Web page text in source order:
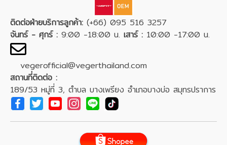
ติดต่อฝ่ายบริการลูกค้า: (+66) 095 516 3257
จันทร์ - ศุกร์ : 9:00 -18:00 น. เสาร์ : 10:00 -17:00 น.
vegerofficial@vegerthailand.com
สถานที่ติดต่อ :
189/53 หมู่ที่ 3, ตำบล บางเพรียง อำเภอบางบ่อ สมุทรปราการ